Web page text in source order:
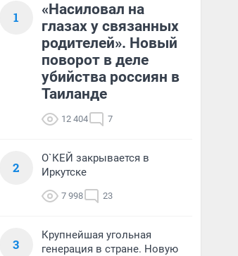
1
«Насиловал на
глазах у связанных
родителей». Новый
поворот в деле
убийства россиян в
Таиланде
12 404 7
2
О`КЕЙ закрывается в
Иркутске
7 998 23
3
Крупнейшая угольная
генерация в стране. Новую